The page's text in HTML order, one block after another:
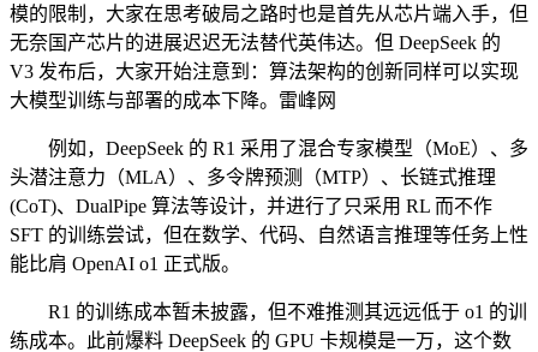
模的限制，大家在思考破局之路时也是首先从芯片端入手，但
无奈国产芯片的进展迟迟无法替代英伟达。但 DeepSeek 的
V3 发布后，大家开始注意到：算法架构的创新同样可以实现
大模型训练与部署的成本下降。雷峰网
例如，DeepSeek 的 R1 采用了混合专家模型（MoE）、多
头潜注意力（MLA）、多令牌预测（MTP）、长链式推理
(CoT)、DualPipe 算法等设计，并进行了只采用 RL 而不作
SFT 的训练尝试，但在数学、代码、自然语言推理等任务上性
能比肩 OpenAI o1 正式版。
R1 的训练成本暂未披露，但不难推测其远远低于 o1 的训
练成本。此前爆料 DeepSeek 的 GPU 卡规模是一万，这个数